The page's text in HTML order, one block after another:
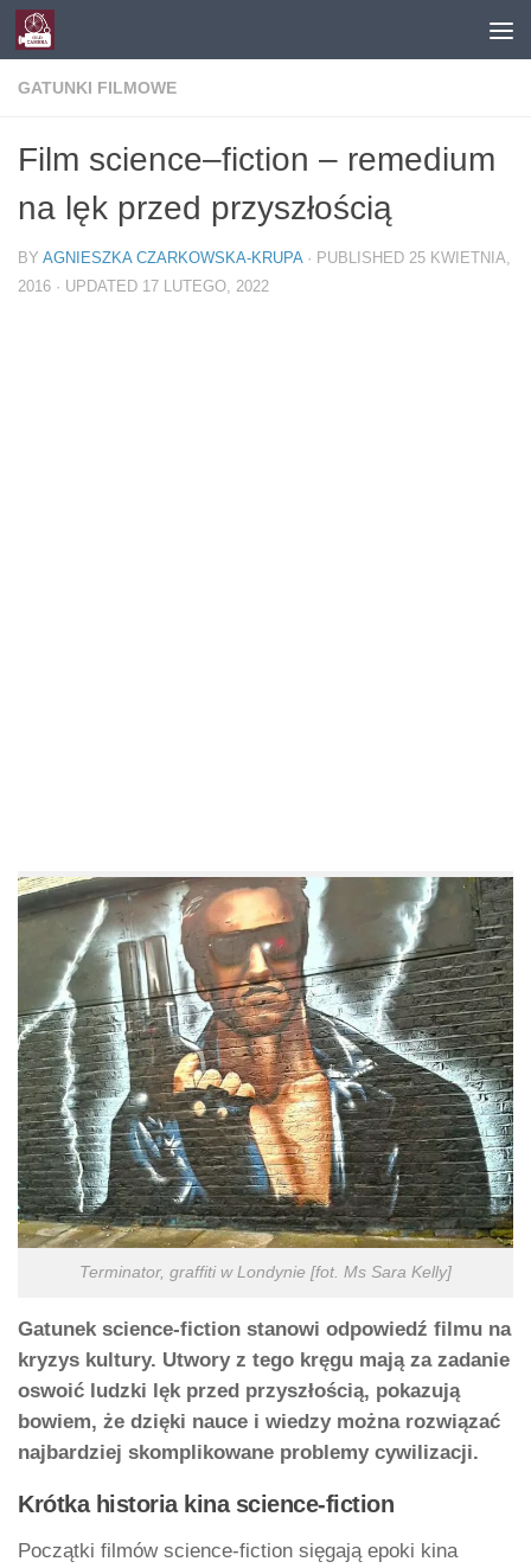
Skip to content
GATUNKI FILMOWE
Film science–fiction – remedium
na lęk przed przyszłością
BY AGNIESZKA CZARKOWSKA-KRUPA · PUBLISHED 25 KWIETNIA,
2016 · UPDATED 17 LUTEGO, 2022
Terminator, graffiti w Londynie [fot. Ms Sara Kelly]
Gatunek science-fiction stanowi odpowiedź filmu na
kryzys kultury. Utwory z tego kręgu mają za zadanie
oswoić ludzki lęk przed przyszłością, pokazują
bowiem, że dzięki nauce i wiedzy można rozwiązać
najbardziej skomplikowane problemy cywilizacji.
Krótka historia kina science-fiction
Początki filmów science-fiction sięgają epoki kina